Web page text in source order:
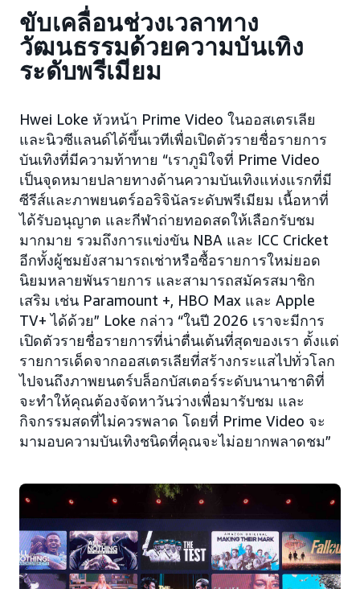
ขับเคลื่อนช่วงเวลาทาง
วัฒนธรรมด้วยความบันเทิง
ระดับพรีเมียม
Hwei Loke หัวหน้า Prime Video ในออสเตรเลีย
และนิวซีแลนด์ได้ขึ้นเวทีเพื่อเปิดตัวรายชื่อรายการ
บันเทิงที่มีความท้าทาย “เราภูมิใจที่ Prime Video
เป็นจุดหมายปลายทางด้านความบันเทิงแห่งแรกที่มี
ซีรีส์และภาพยนตร์ออริจินัลระดับพรีเมียม เนื้อหาที่
ได้รับอนุญาต และกีฬาถ่ายทอดสดให้เลือกรับชม
มากมาย รวมถึงการแข่งขัน NBA และ ICC Cricket
อีกทั้งผู้ชมยังสามารถเช่าหรือซื้อรายการใหม่ยอด
นิยมหลายพันรายการ และสามารถสมัครสมาชิก
เสริม เช่น Paramount +, HBO Max และ Apple
TV+ ได้ด้วย” Loke กล่าว “ในปี 2026 เราจะมีการ
เปิดตัวรายชื่อรายการที่น่าตื่นเต้นที่สุดของเรา ตั้งแต่
รายการเด็ดจากออสเตรเลียที่สร้างกระแสไปทั่วโลก
ไปจนถึงภาพยนตร์บล็อกบัสเตอร์ระดับนานาชาติที่
จะทำให้คุณต้องจัดหาวันว่างเพื่อมารับชม และ
กิจกรรมสดที่ไม่ควรพลาด โดยที่ Prime Video จะ
มามอบความบันเทิงชนิดที่คุณจะไม่อยากพลาดชม”